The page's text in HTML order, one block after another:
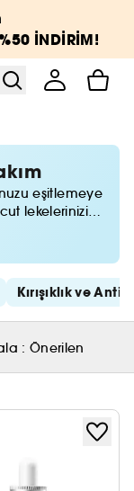
İNDİRİM!
eşitlemeye
lekelerinizi
Kırışıklık ve
: Önerilen